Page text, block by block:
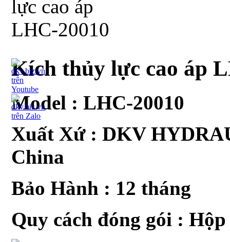
Kích thủy lực cao áp
Model :LHC-20010
Xuất Xứ : DKV
China
Bảo Hành : 12 tháng
Quy cách đóng gói :